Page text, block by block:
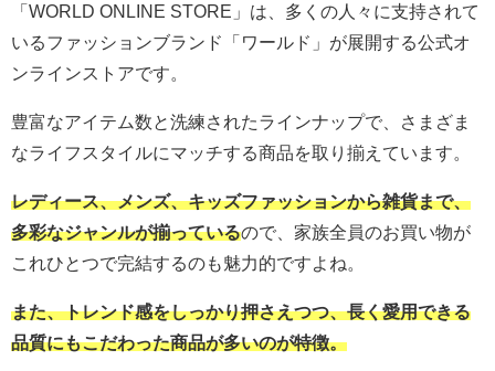
「WORLD ONLINE STORE」は、多くの人々に支持されて
いるファッションブランド「ワールド」が展開する公式オ
ンラインストアです。
豊富なアイテム数と洗練されたラインナップで、さまざま
なライフスタイルにマッチする商品を取り揃えています。
レディース、メンズ、キッズファッションから雑貨まで、
多彩なジャンルが揃っているので、家族全員のお買い物が
これひとつで完結するのも魅力的ですよね。
また、トレンド感をしっかり押さえつつ、長く愛用できる
品質にもこだわった商品が多いのが特徴。